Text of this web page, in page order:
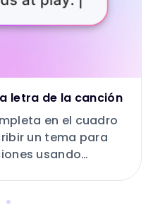
letra de la canción
en el cuadro
un tema para
usando